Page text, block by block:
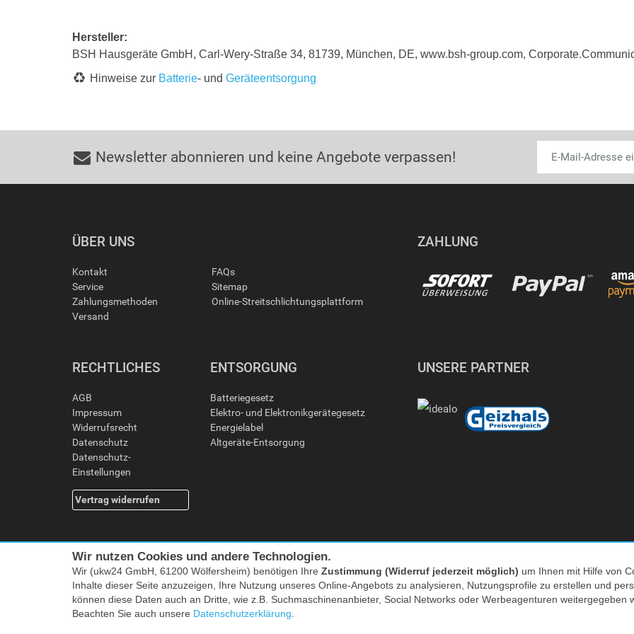
Hersteller:
BSH Hausgeräte GmbH, Carl-Wery-Straße 34, 81739, München, DE, www.bsh-group.com,
Hinweise zur Batterie- und Geräteentsorgung
Newsletter abonnieren und keine Angebote verpassen!
ÜBER UNS
Kontakt
Service
Zahlungsmethoden
Versand
FAQs
Sitemap
Online-Streitschlichtungsplattform
ZAHLUNG
RECHTLICHES
AGB
Impressum
Widerrufsrecht
Datenschutz
Datenschutz-
Einstellungen
Vertrag widerrufen
ENTSORGUNG
Batteriegesetz
Elektro- und Elektronikgerätegesetz
Energielabel
Altgeräte-Entsorgung
UNSERE PARTNER
Facebook|twitter
Alle Preise inkl. MwSt. zzgl. Versand | *) Unverbindliche Preisempfehlung | **) Ehemaliger
Wir nutzen Cookies und andere Technologien.
Wir (ukw24 GmbH, 61200 Wölfersheim) benötigen Ihre Zustimmung (Widerruf jederzeit möglich) um Ihnen mit Hilfe von
Inhalte dieser Seite anzuzeigen, Ihre Nutzung unseres Online-Angebots zu analysieren, Nutzungsprofile zu erstellen und
können diese Daten auch an Dritte, wie z.B. Suchmaschinenanbieter, Social Networks oder Werbeagenturen
Beachten Sie auch unsere Datenschutzerklärung.